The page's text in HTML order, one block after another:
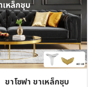
ขาโซฟา ขาเหล็กชุบ